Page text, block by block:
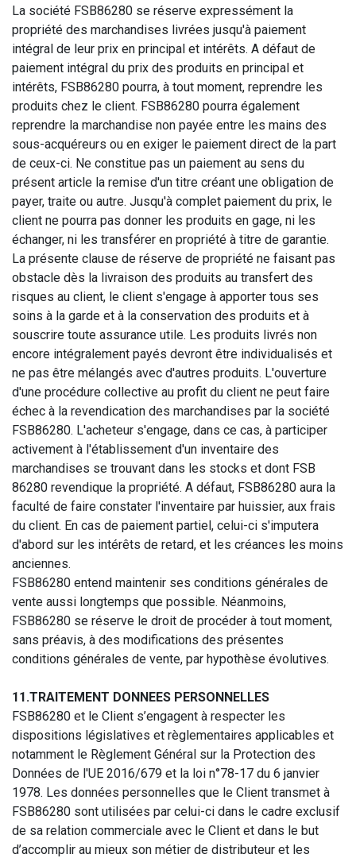
La société FSB86280 se réserve expressément la
propriété des marchandises livrées jusqu'à paiement
intégral de leur prix en principal et intérêts. A défaut de
paiement intégral du prix des produits en principal et
intérêts, FSB86280 pourra, à tout moment, reprendre les
produits chez le client. FSB86280 pourra également
reprendre la marchandise non payée entre les mains des
sous-acquéreurs ou en exiger le paiement direct de la part
de ceux-ci. Ne constitue pas un paiement au sens du
présent article la remise d'un titre créant une obligation de
payer, traite ou autre. Jusqu'à complet paiement du prix, le
client ne pourra pas donner les produits en gage, ni les
échanger, ni les transférer en propriété à titre de garantie.
La présente clause de réserve de propriété ne faisant pas
obstacle dès la livraison des produits au transfert des
risques au client, le client s'engage à apporter tous ses
soins à la garde et à la conservation des produits et à
souscrire toute assurance utile. Les produits livrés non
encore intégralement payés devront être individualisés et
ne pas être mélangés avec d'autres produits. L'ouverture
d'une procédure collective au profit du client ne peut faire
échec à la revendication des marchandises par la société
FSB86280. L'acheteur s'engage, dans ce cas, à participer
activement à l'établissement d'un inventaire des
marchandises se trouvant dans les stocks et dont FSB
86280 revendique la propriété. A défaut, FSB86280 aura la
faculté de faire constater l'inventaire par huissier, aux frais
du client. En cas de paiement partiel, celui-ci s'imputera
d'abord sur les intérêts de retard, et les créances les moins
anciennes.
FSB86280 entend maintenir ses conditions générales de
vente aussi longtemps que possible. Néanmoins,
FSB86280 se réserve le droit de procéder à tout moment,
sans préavis, à des modifications des présentes
conditions générales de vente, par hypothèse évolutives.
11.TRAITEMENT DONNEES PERSONNELLES
FSB86280 et le Client s’engagent à respecter les
dispositions législatives et règlementaires applicables et
notamment le Règlement Général sur la Protection des
Données de l'UE 2016/679 et la loi n°78-17 du 6 janvier
1978. Les données personnelles que le Client transmet à
FSB86280 sont utilisées par celui-ci dans le cadre exclusif
de sa relation commerciale avec le Client et dans le but
d’accomplir au mieux son métier de distributeur et les